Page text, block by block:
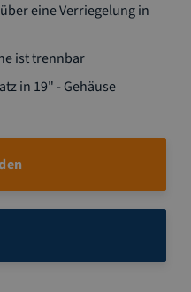
eine Verriegelung in
ist trennbar
in 19" - Gehäuse